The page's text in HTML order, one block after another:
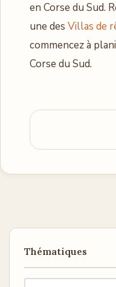
en Corse du Sud.
une des Villas de
commencez à
Corse du Sud.
Thématiques